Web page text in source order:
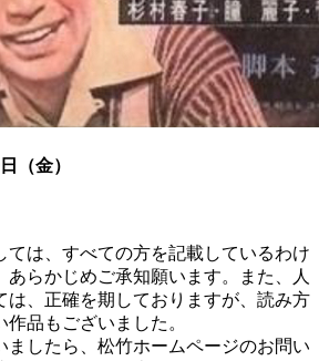
（金）
ては、すべての方を記載しているわけ
あらかじめご承知願います。また、人
は、正確を期しておりますが、読み方
品もございました。
ましたら、松竹ホームページのお問い